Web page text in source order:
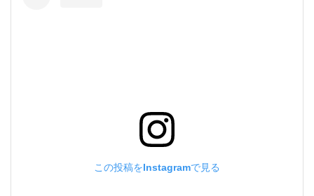
この投稿をInstagramで見る